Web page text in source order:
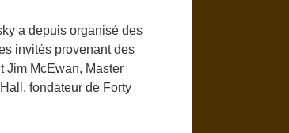
a depuis organisé des
invités provenant des
Jim McEwan, Master
fondateur de Forty